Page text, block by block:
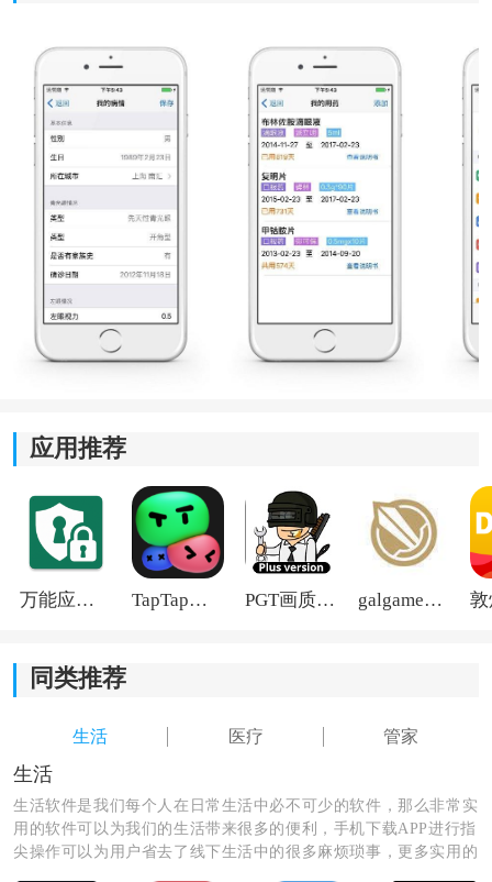
《青管家》软件亮点：
1、青管家提供了一个专门的论坛平台，让青光眼患者可
以互相交流和分享治疗经验，从中获得支持和鼓励。
和身体情况，获取初步的自我诊断结果，帮助患者更好
地认识自身状况。
4、青管家鼓励患者分享自己的治疗经验，可以让其他患
者从中获得启发和借鉴，更好地管理和治疗青光眼。
应用推荐
万能应用隐藏 TapTap国际版2026 PGT画质助手旧版 galgame游戏盒子2026
同类推荐
生活 医疗 管家
生活
生活软件是我们每个人在日常生活中必不可少的软件，那么非常实
用的软件可以为我们的生活带来很多的便利，手机下载APP进行指
尖操作可以为用户省去了线下生活中的很多麻烦琐事，更多实用的